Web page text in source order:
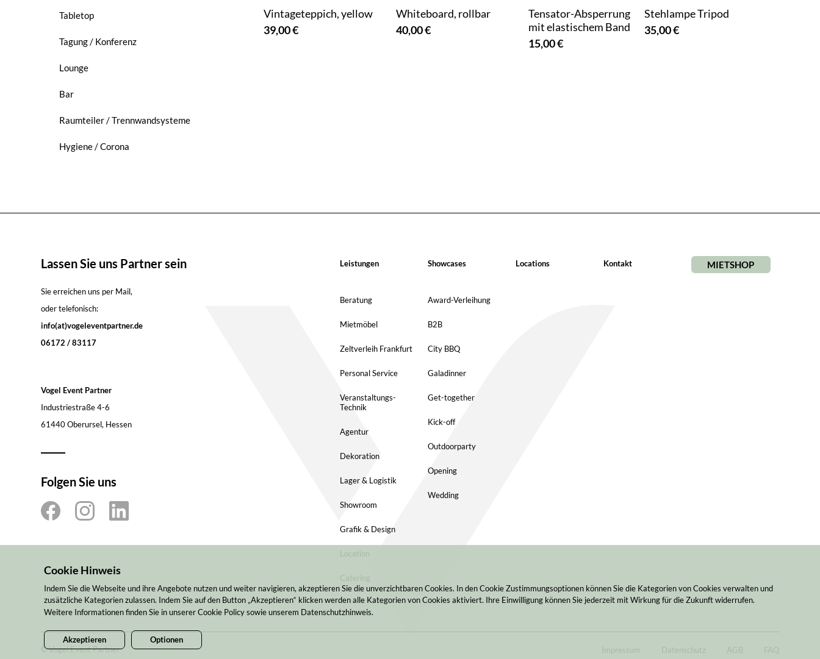
Tabletop
Tagung / Konferenz
Lounge
Bar
Raumteiler / Trennwandsysteme
Hygiene / Corona
Vintageteppich, yellow
39,00 €
Whiteboard, rollbar
40,00 €
Tensator-Absperrung
mit elastischem Band
15,00 €
Stehlampe Tripod
35,00 €
Lassen Sie uns Partner sein
Sie erreichen uns per Mail,
oder telefonisch:
info(at)vogeleventpartner.de
06172 / 83117
Vogel Event Partner
Industriestraße 4-6
61440 Oberursel, Hessen
Folgen Sie uns
Leistungen
Beratung
Mietmöbel
Zeltverleih Frankfurt
Personal Service
Veranstaltungs-
Technik
Agentur
Dekoration
Lager & Logistik
Showroom
Grafik & Design
Location
Catering
Showcases
Award-Verleihung
B2B
City BBQ
Galadinner
Get-together
Kick-off
Outdoorparty
Opening
Wedding
Locations Kontakt MIETSHOP
© Vogel Event Partner Impressum Datenschutz AGB FAQ
Cookie Hinweis
Indem Sie die Webseite und ihre Angebote nutzen und weiter navigieren, akzeptieren Sie die unverzichtbaren Cookies. In den Cookie Zustimmungsoptionen können Sie die Kategorien von Cookies verwalten und
zusätzliche Kategorien zulassen. Indem Sie auf den Button „Akzeptieren“ klicken werden alle Kategorien von Cookies aktiviert. Ihre Einwilligung können Sie jederzeit mit Wirkung für die Zukunft widerrufen.
Weitere Informationen finden Sie in unserer Cookie Policy sowie unserem Datenschutzhinweis.
Akzeptieren Optionen